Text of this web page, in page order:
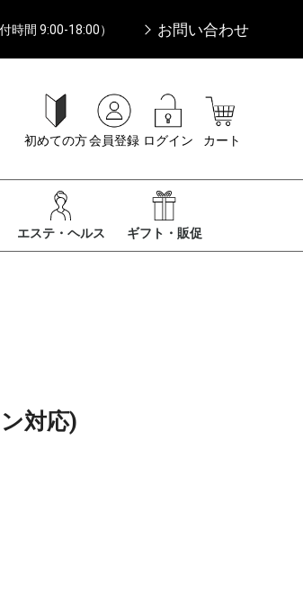
付時間 9:00-18:00） お問い合わせ
初めての方会員登録 ログイン カート
エステ・ヘルス ギフト・販促
対応)